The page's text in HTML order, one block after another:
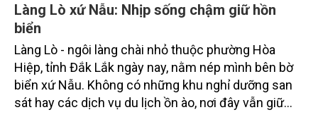
Làng Lò xứ Nẫu: Nhịp sống chậm giữ hồn
biển
Làng Lò - ngôi làng chài nhỏ thuộc phường Hòa
Hiệp, tỉnh Đắk Lắk ngày nay, nằm nép mình bên bờ
biển xứ Nẫu. Không có những khu nghỉ dưỡng san
sát hay các dịch vụ du lịch ồn ào, nơi đây vẫn giữ